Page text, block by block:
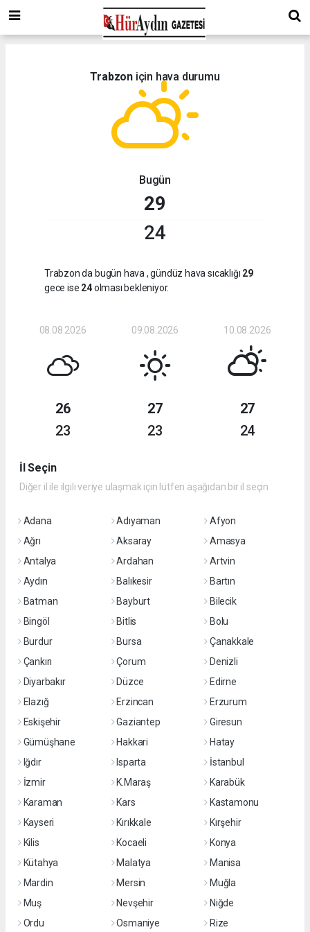
Trabzoniçin hava durumu
Bugün
29
24
Trabzon da bugün hava , gündüz hava sıcaklığı 29
gece ise 24olması bekleniyor.
08.08.2026
26
23
09.08.2026
27
23
10.08.2026
27
24
İl Seçin
Diğer il ile ilgili veriye ulaşmak için lütfen aşağıdan bir il seçin
Adana Adıyaman
Afyon
Ağrı
Aksaray
Amasya
Antalya
Ardahan
Artvin
Aydın
Balıkesir
Bartın
Batman
Bayburt
Bilecik
Bingöl
Bitlis
Bolu
Burdur
Bursa
Çanakkale
Çankırı
Çorum
Denizli
Diyarbakır
Düzce
Edirne
Elazığ
Erzincan
Erzurum
Eskişehir
Gaziantep
Giresun
Gümüşhane
Hakkari
Hatay
Iğdır
Isparta
İstanbul
İzmir
K.Maraş
Karabük
Karaman
Kars
Kastamonu
Kayseri
Kırıkkale
Kırşehir
Kilis
Kocaeli
Konya
Kütahya
Malatya
Manisa
Mardin
Mersin
Muğla
Muş
Nevşehir
Niğde
Ordu
Osmaniye Rize